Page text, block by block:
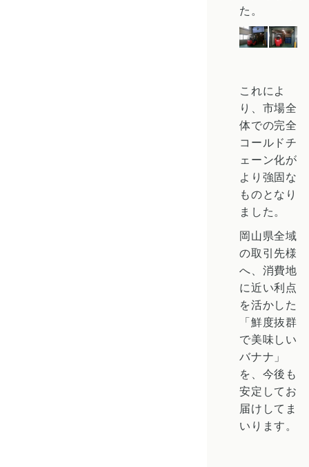
た。
これによ
り、市場全
体での完全
コールドチ
ェーン化が
より強固な
ものとなり
ました。
岡山県全域
の取引先様
へ、消費地
に近い利点
を活かした
「鮮度抜群
で美味しい
バナナ」
を、今後も
安定してお
届けしてま
いります。